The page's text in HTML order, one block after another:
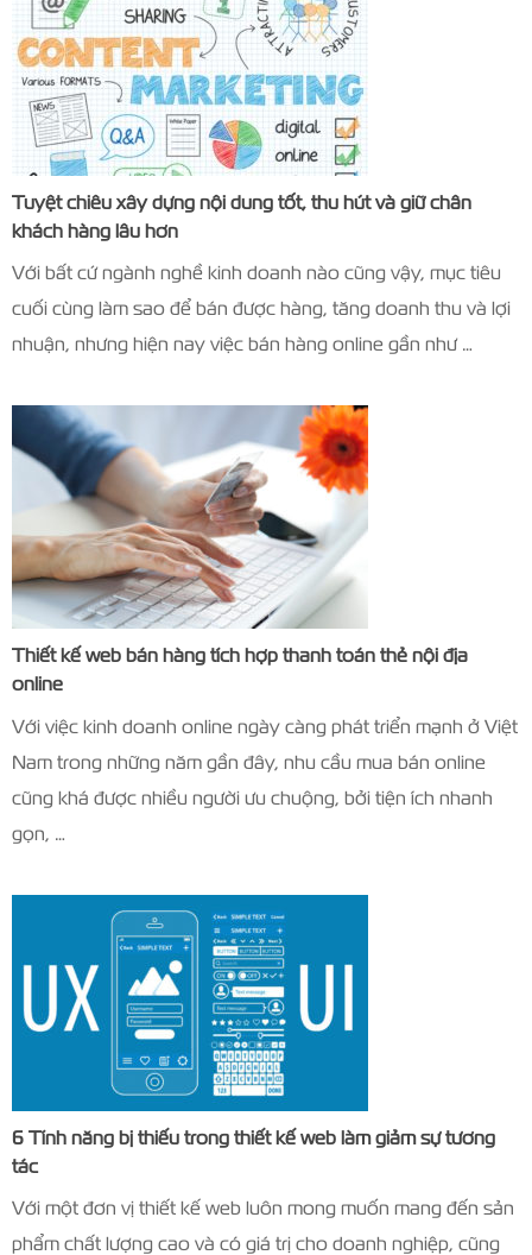
Tuyệt chiêu xây dựng nội dung tốt, thu hút và giữ chân
khách hàng lâu hơn
Với bất cứ ngành nghề kinh doanh nào cũng vậy, mục tiêu
cuối cùng làm sao để bán được hàng, tăng doanh thu và lợi
nhuận, nhưng hiện nay việc bán hàng online gần như …
Thiết kế web bán hàng tích hợp thanh toán thẻ nội địa
online
Với việc kinh doanh online ngày càng phát triển mạnh ở Việt
Nam trong những năm gần đây, nhu cầu mua bán online
cũng khá được nhiều người ưu chuộng, bởi tiện ích nhanh
gọn, …
6 Tính năng bị thiếu trong thiết kế web làm giảm sự tương
tác
Với một đơn vị thiết kế web luôn mong muốn mang đến sản
phẩm chất lượng cao và có giá trị cho doanh nghiệp, cũng